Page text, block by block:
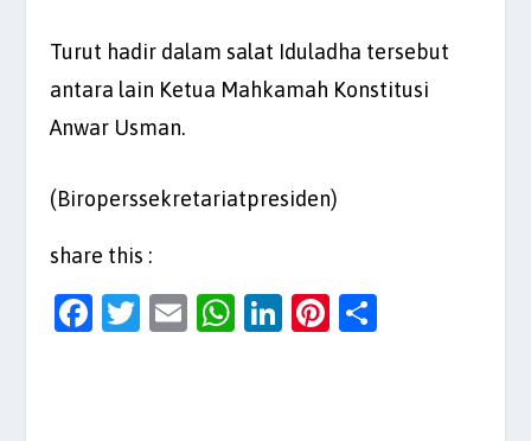
Turut hadir dalam salat Iduladha tersebut
antara lain Ketua Mahkamah Konstitusi
Anwar Usman.
(Biroperssekretariatpresiden)
share this :
F
T
E
W Li
Pi